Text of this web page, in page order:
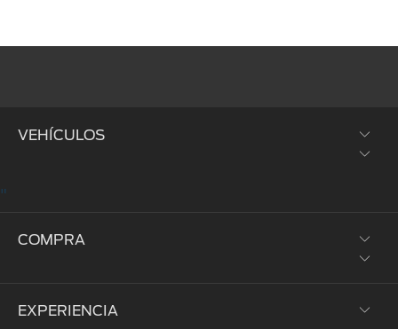
VEHÍCULOS
"
COMPRA
Prueba de Manejo
EXPERIENCIA